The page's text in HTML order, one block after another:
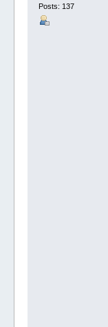
Posts: 137